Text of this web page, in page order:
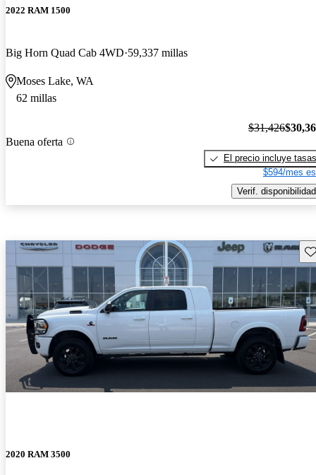
2022 RAM 1500
Big Horn Quad Cab 4WD 59,337 millas
Moses Lake, WA
62 millas
Buena oferta
$31,426
El precio incluye tasas
$594/mes
Verif. disponibilidad
2020 RAM 3500